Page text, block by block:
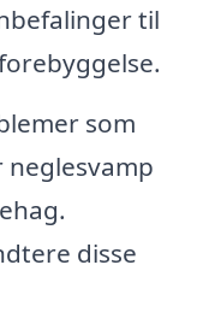
til
som
disse